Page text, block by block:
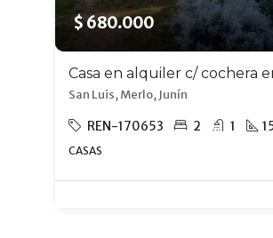
$ 680.000
Casa en alquiler c/ cochera
San Luis, Merlo, Junín
REN-170653 2 1
CASAS